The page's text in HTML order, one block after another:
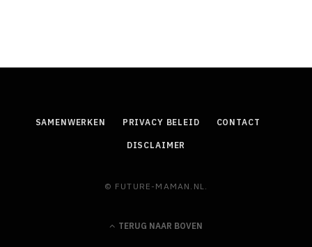
SAMENWERKEN PRIVACY BELEID CONTACT
DISCLAIMER
© FUTURE-MAMAN.NL.
TERUG NAAR BOVEN